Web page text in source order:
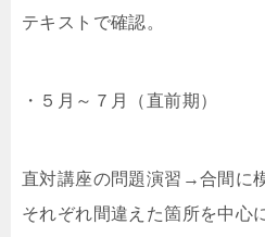
テキストで確認。
・５月～７月（直前期）
直対講座の問題演習→合間に
それぞれ間違えた箇所を中心